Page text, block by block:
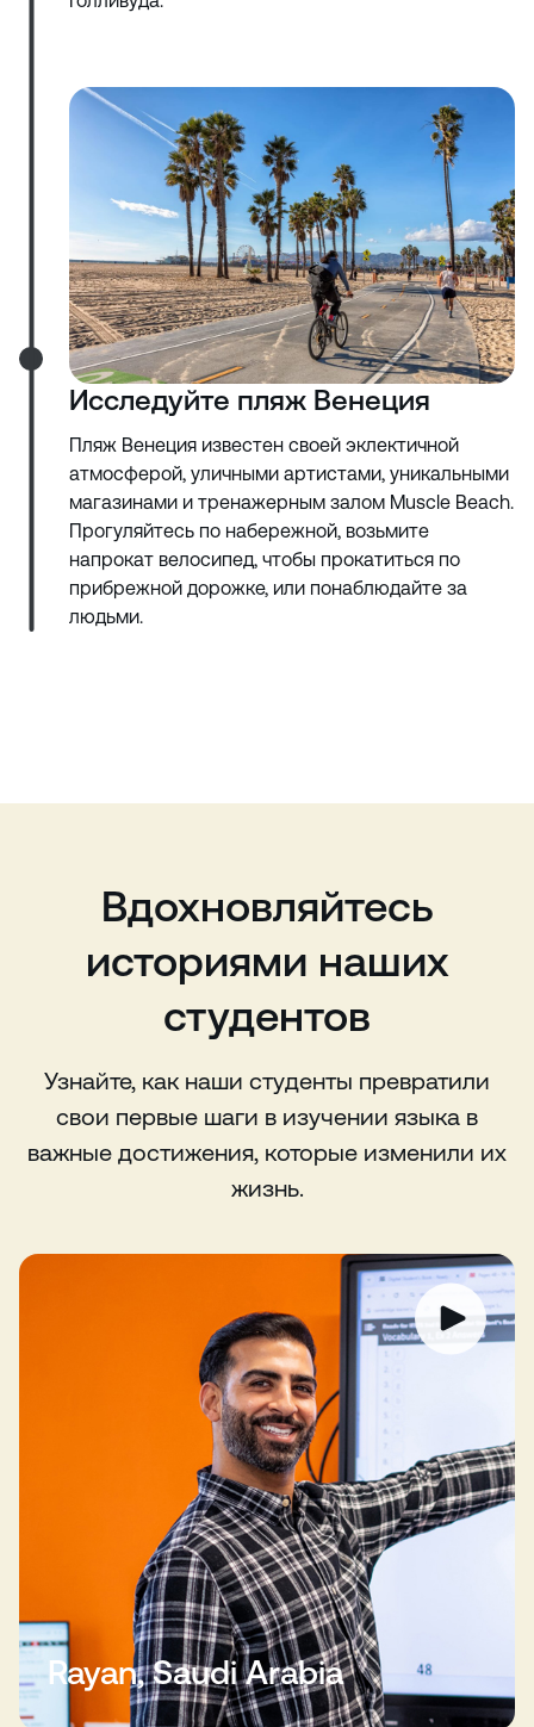
Исследуйте пляж Венеция
Пляж Венеция известен своей эклектичной
атмосферой, уличными артистами, уникальными
магазинами и тренажерным залом Muscle Beach.
Прогуляйтесь по набережной, возьмите
напрокат велосипед, чтобы прокатиться по
прибрежной дорожке, или понаблюдайте за
людьми.
Вдохновляйтесь
историями наших
студентов
Узнайте, как наши студенты превратили
свои первые шаги в изучении языка в
важные достижения, которые изменили их
жизнь.
Rayan, Saudi Arabia